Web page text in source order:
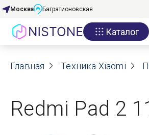
Акции
О нас
Москва Багратионовская
Каталог
Главная Техника Xiaomi
Redmi Pad 2